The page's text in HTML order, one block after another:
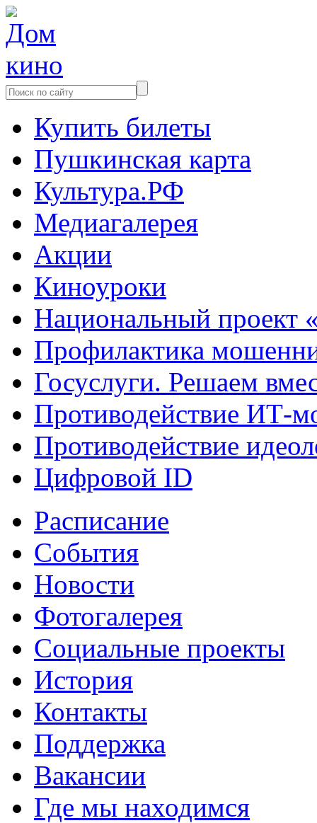
Купить билеты
Пушкинская карта
Культура.РФ
Медиагалерея
Акции
Киноуроки
Национальный проект
Профилактика
Госуслуги. Решаем
Противодействие ИТ-
Противодействие
Цифровой ID
Расписание
События
Новости
Фотогалерея
Социальные проекты
История
Контакты
Поддержка
Вакансии
Где мы находимся